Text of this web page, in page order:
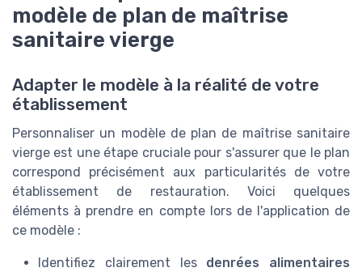
modèle de plan de maîtrise
sanitaire vierge
Adapter le modèle à la réalité de votre
établissement
Personnaliser un modèle de plan de maîtrise sanitaire
vierge est une étape cruciale pour s'assurer que le plan
correspond précisément aux particularités de votre
établissement de restauration. Voici quelques
éléments à prendre en compte lors de l'application de
ce modèle :
Identifiez clairement les denrées alimentaires